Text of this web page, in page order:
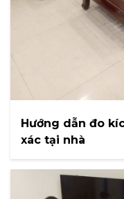
Hướng dẫn đo
xác tại nhà